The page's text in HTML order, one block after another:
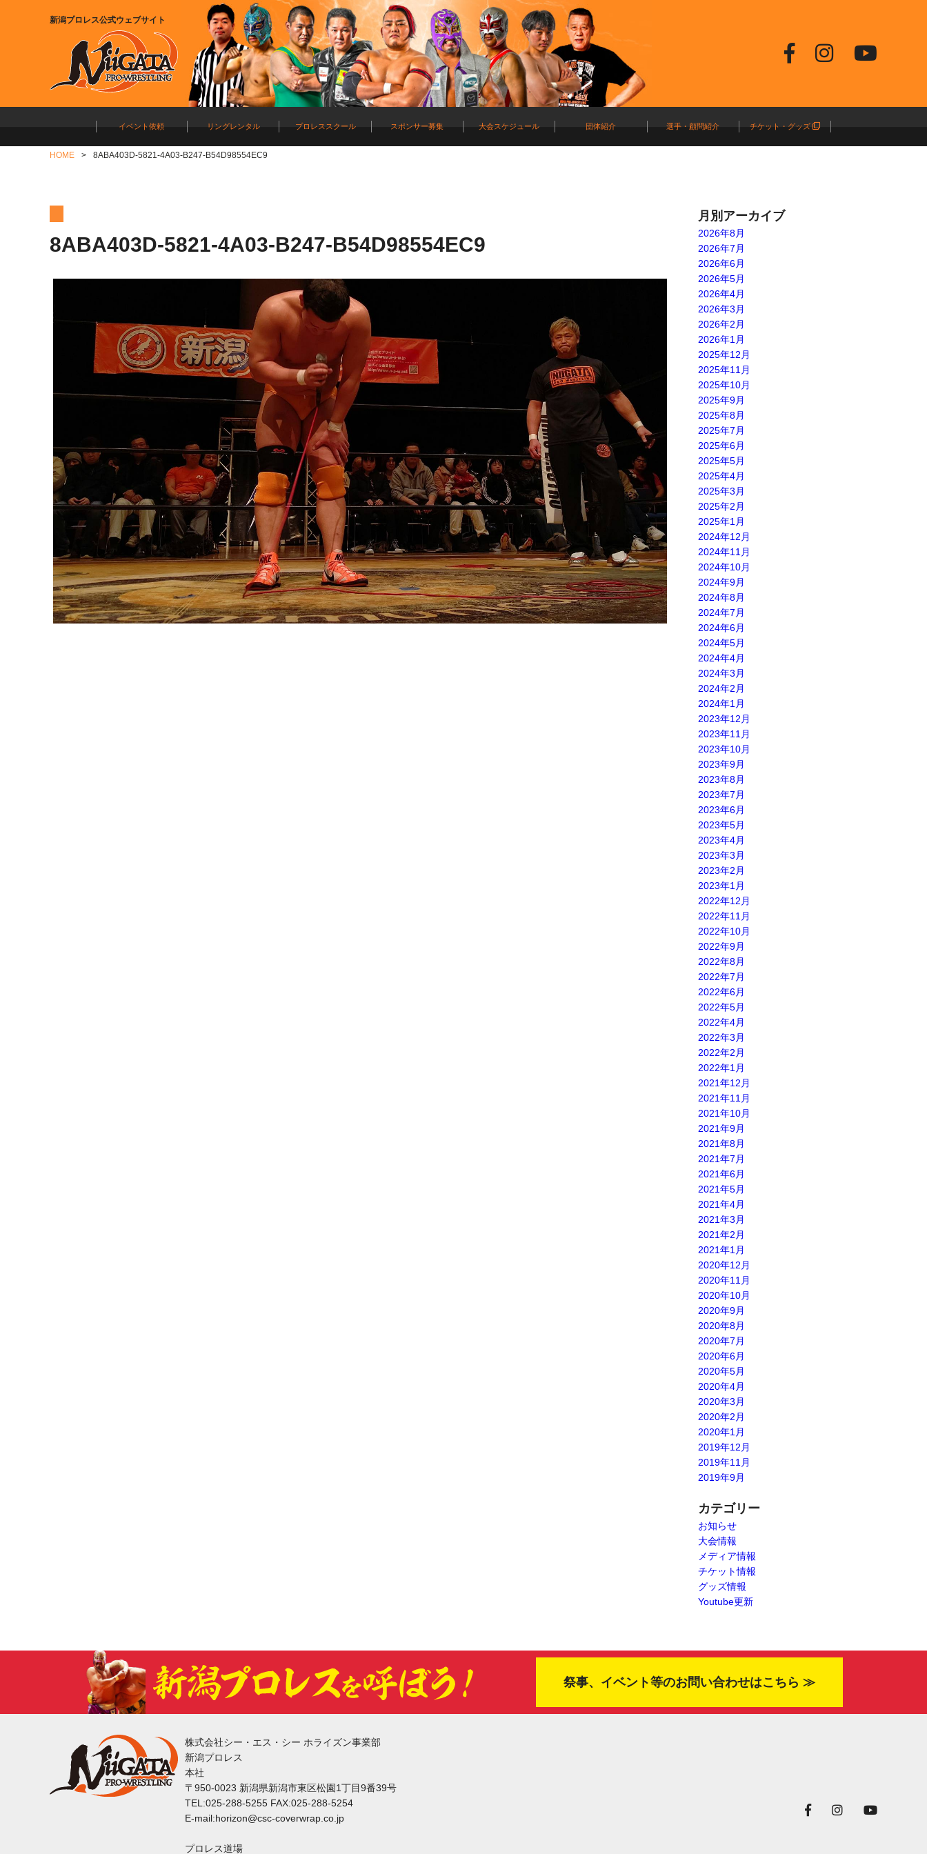
新潟プロレス公式ウェブサイト
イベント依頼 リングレンタル プロレススクール スポンサー募集 大会スケジュール 団体紹介 選手・顧問紹介 チケット・グッズ
HOME 8ABA403D-5821-4A03-B247-B54D98554EC9
8ABA403D-5821-4A03-B247-B54D98554EC9
月別アーカイブ
2026年8月
2026年7月
2026年6月
2026年5月
2026年4月
2026年3月
2026年2月
2026年1月
2025年12月
2025年11月
2025年10月
2025年9月
2025年8月
2025年7月
2025年6月
2025年5月
2025年4月
2025年3月
2025年2月
2025年1月
2024年12月
2024年11月
2024年10月
2024年9月
2024年8月
2024年7月
2024年6月
2024年5月
2024年4月
2024年3月
2024年2月
2024年1月
2023年12月
2023年11月
2023年10月
2023年9月
2023年8月
2023年7月
2023年6月
2023年5月
2023年4月
2023年3月
2023年2月
2023年1月
2022年12月
2022年11月
2022年10月
2022年9月
2022年8月
2022年7月
2022年6月
2022年5月
2022年4月
2022年3月
2022年2月
2022年1月
2021年12月
2021年11月
2021年10月
2021年9月
2021年8月
2021年7月
2021年6月
2021年5月
2021年4月
2021年3月
2021年2月
2021年1月
2020年12月
2020年11月
2020年10月
2020年9月
2020年8月
2020年7月
2020年6月
2020年5月
2020年4月
2020年3月
2020年2月
2020年1月
2019年12月
2019年11月
2019年9月
カテゴリー
お知らせ
大会情報
メディア情報
チケット情報
グッズ情報
Youtube更新
祭事、イベント等のお問い合わせはこちら ≫
株式会社シー・エス・シー ホライズン事業部
新潟プロレス
本社
〒950-0023 新潟県新潟市東区松園1丁目9番39号
TEL:025-288-5255 FAX:025-288-5254
E-mail:horizon@csc-coverwrap.co.jp
プロレス道場